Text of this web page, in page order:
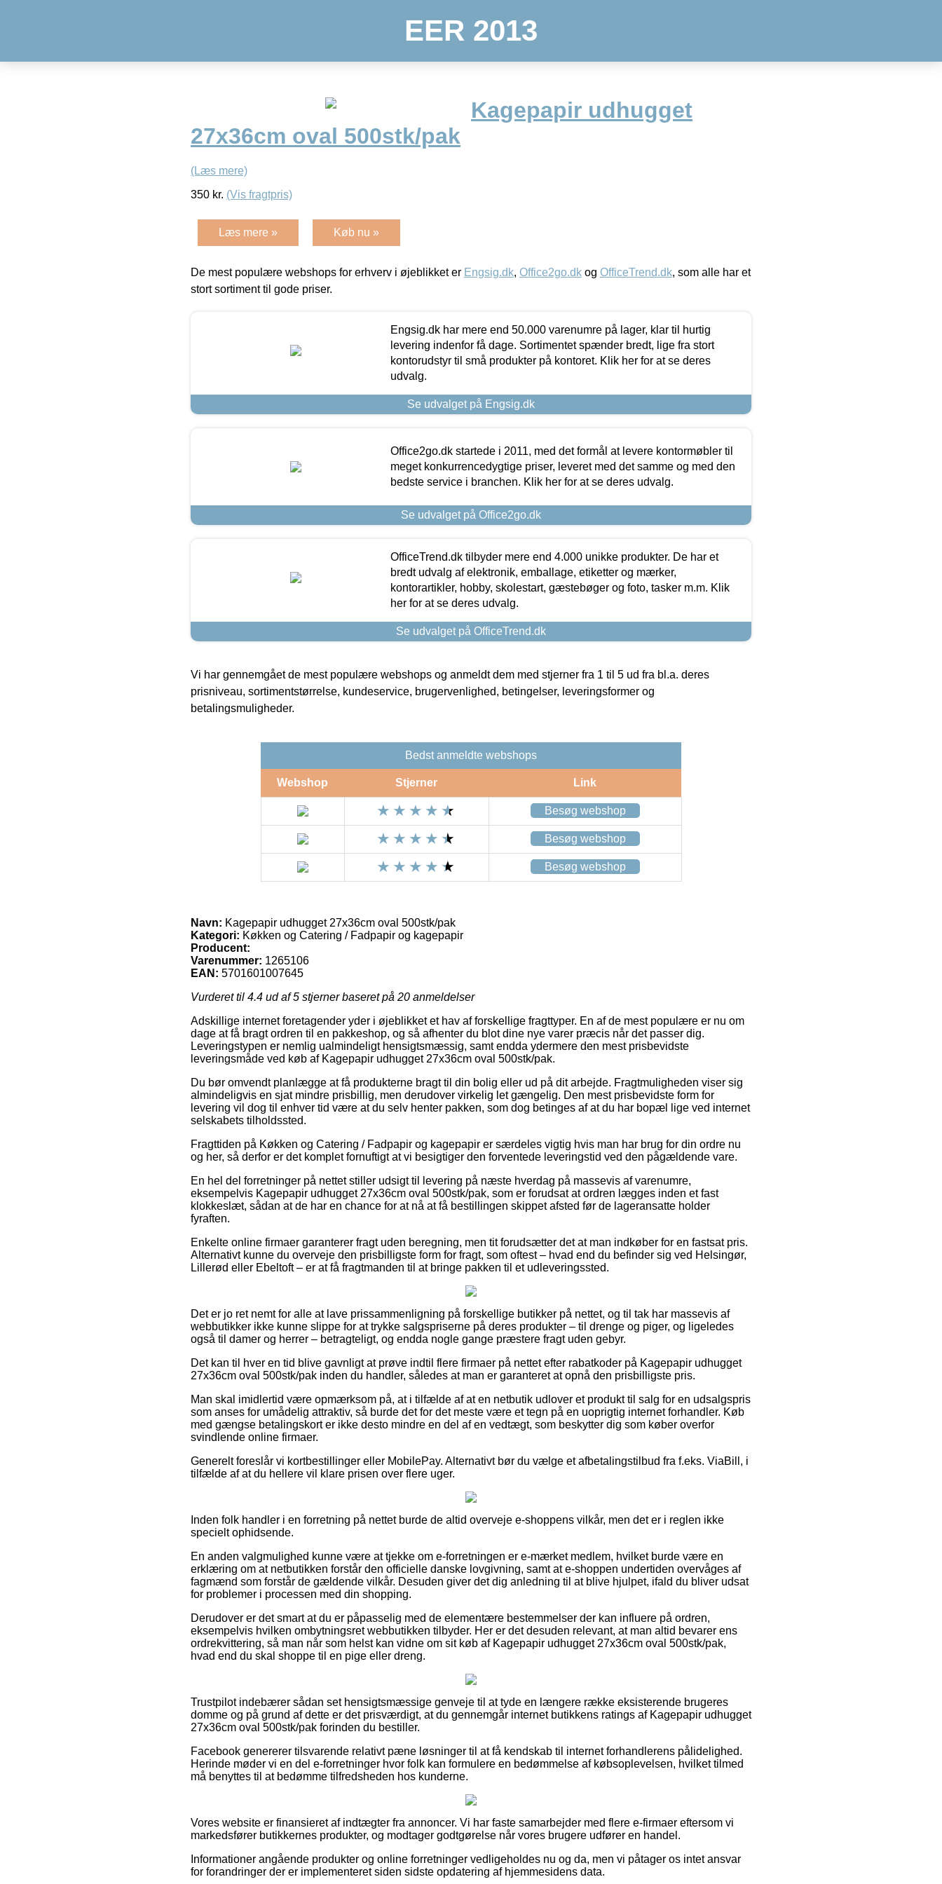
EER 2013
Kagepapir udhugget
27x36cm oval 500stk/pak
(Læs mere)
350 kr. (Vis fragtpris)
Læs mere » Køb nu »
De mest populære webshops for erhverv i øjeblikket er Engsig.dk, Office2go.dk og OfficeTrend.dk, som alle har et
stort sortiment til gode priser.
Engsig.dk har mere end 50.000 varenumre på lager, klar til hurtig
levering indenfor få dage. Sortimentet spænder bredt, lige fra stort
kontorudstyr til små produkter på kontoret. Klik her for at se deres
udvalg.
Se udvalget på Engsig.dk
Office2go.dk startede i 2011, med det formål at levere kontormøbler til
meget konkurrencedygtige priser, leveret med det samme og med den
bedste service i branchen. Klik her for at se deres udvalg.
Se udvalget på Office2go.dk
OfficeTrend.dk tilbyder mere end 4.000 unikke produkter. De har et
bredt udvalg af elektronik, emballage, etiketter og mærker,
kontorartikler, hobby, skolestart, gæstebøger og foto, tasker m.m. Klik
her for at se deres udvalg.
Se udvalget på OfficeTrend.dk
Vi har gennemgået de mest populære webshops og anmeldt dem med stjerner fra 1 til 5 ud fra bl.a. deres
prisniveau, sortimentstørrelse, kundeservice, brugervenlighed, betingelser, leveringsformer og
betalingsmuligheder.
Bedst anmeldte webshops
Webshop Stjerner Link
Besøg webshop
Besøg webshop
Besøg webshop
Navn: Kagepapir udhugget 27x36cm oval 500stk/pak
Kategori: Køkken og Catering / Fadpapir og kagepapir
Producent:
Varenummer: 1265106
EAN: 5701601007645
Vurderet til 4.4 ud af 5 stjerner baseret på 20 anmeldelser
Adskillige internet foretagender yder i øjeblikket et hav af forskellige fragttyper. En af de mest populære er nu om
dage at få bragt ordren til en pakkeshop, og så afhenter du blot dine nye varer præcis når det passer dig.
Leveringstypen er nemlig ualmindeligt hensigtsmæssig, samt endda ydermere den mest prisbevidste
leveringsmåde ved køb af Kagepapir udhugget 27x36cm oval 500stk/pak.
Du bør omvendt planlægge at få produkterne bragt til din bolig eller ud på dit arbejde. Fragtmuligheden viser sig
almindeligvis en sjat mindre prisbillig, men derudover virkelig let gængelig. Den mest prisbevidste form for
levering vil dog til enhver tid være at du selv henter pakken, som dog betinges af at du har bopæl lige ved internet
selskabets tilholdssted.
Fragttiden på Køkken og Catering / Fadpapir og kagepapir er særdeles vigtig hvis man har brug for din ordre nu
og her, så derfor er det komplet fornuftigt at vi besigtiger den forventede leveringstid ved den pågældende vare.
En hel del forretninger på nettet stiller udsigt til levering på næste hverdag på massevis af varenumre,
eksempelvis Kagepapir udhugget 27x36cm oval 500stk/pak, som er forudsat at ordren lægges inden et fast
klokkeslæt, sådan at de har en chance for at nå at få bestillingen skippet afsted før de lageransatte holder
fyraften.
Enkelte online firmaer garanterer fragt uden beregning, men tit forudsætter det at man indkøber for en fastsat pris.
Alternativt kunne du overveje den prisbilligste form for fragt, som oftest – hvad end du befinder sig ved Helsingør,
Lillerød eller Ebeltoft – er at få fragtmanden til at bringe pakken til et udleveringssted.
Det er jo ret nemt for alle at lave prissammenligning på forskellige butikker på nettet, og til tak har massevis af
webbutikker ikke kunne slippe for at trykke salgspriserne på deres produkter – til drenge og piger, og ligeledes
også til damer og herrer – betragteligt, og endda nogle gange præstere fragt uden gebyr.
Det kan til hver en tid blive gavnligt at prøve indtil flere firmaer på nettet efter rabatkoder på Kagepapir udhugget
27x36cm oval 500stk/pak inden du handler, således at man er garanteret at opnå den prisbilligste pris.
Man skal imidlertid være opmærksom på, at i tilfælde af at en netbutik udlover et produkt til salg for en udsalgspris
som anses for umådelig attraktiv, så burde det for det meste være et tegn på en uoprigtig internet forhandler. Køb
med gængse betalingskort er ikke desto mindre en del af en vedtægt, som beskytter dig som køber overfor
svindlende online firmaer.
Generelt foreslår vi kortbestillinger eller MobilePay. Alternativt bør du vælge et afbetalingstilbud fra f.eks. ViaBill, i
tilfælde af at du hellere vil klare prisen over flere uger.
Inden folk handler i en forretning på nettet burde de altid overveje e-shoppens vilkår, men det er i reglen ikke
specielt ophidsende.
En anden valgmulighed kunne være at tjekke om e-forretningen er e-mærket medlem, hvilket burde være en
erklæring om at netbutikken forstår den officielle danske lovgivning, samt at e-shoppen undertiden overvåges af
fagmænd som forstår de gældende vilkår. Desuden giver det dig anledning til at blive hjulpet, ifald du bliver udsat
for problemer i processen med din shopping.
Derudover er det smart at du er påpasselig med de elementære bestemmelser der kan influere på ordren,
eksempelvis hvilken ombytningsret webbutikken tilbyder. Her er det desuden relevant, at man altid bevarer ens
ordrekvittering, så man når som helst kan vidne om sit køb af Kagepapir udhugget 27x36cm oval 500stk/pak,
hvad end du skal shoppe til en pige eller dreng.
Trustpilot indebærer sådan set hensigtsmæssige genveje til at tyde en længere række eksisterende brugeres
domme og på grund af dette er det prisværdigt, at du gennemgår internet butikkens ratings af Kagepapir udhugget
27x36cm oval 500stk/pak forinden du bestiller.
Facebook genererer tilsvarende relativt pæne løsninger til at få kendskab til internet forhandlerens pålidelighed.
Herinde møder vi en del e-forretninger hvor folk kan formulere en bedømmelse af købsoplevelsen, hvilket tilmed
må benyttes til at bedømme tilfredsheden hos kunderne.
Vores website er finansieret af indtægter fra annoncer. Vi har faste samarbejder med flere e-firmaer eftersom vi
markedsfører butikkernes produkter, og modtager godtgørelse når vores brugere udfører en handel.
Informationer angående produkter og online forretninger vedligeholdes nu og da, men vi påtager os intet ansvar
for forandringer der er implementeret siden sidste opdatering af hjemmesidens data.